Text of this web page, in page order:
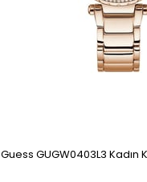
Guess GUGW0403L3 Kadın